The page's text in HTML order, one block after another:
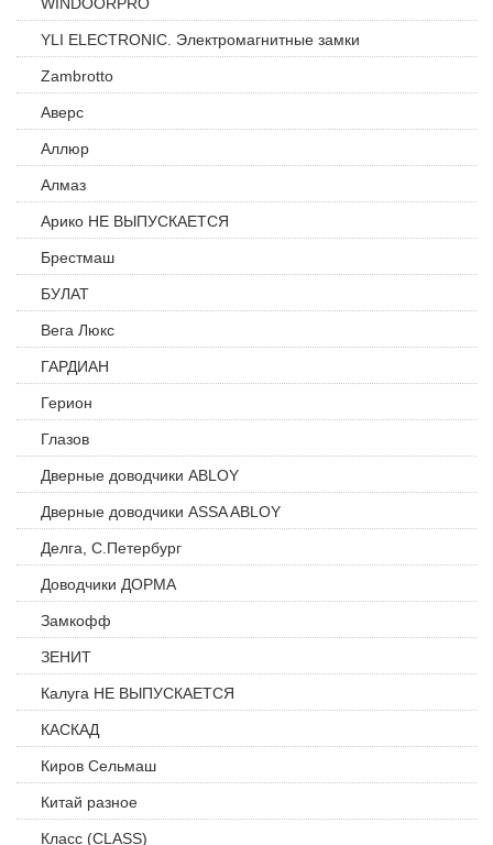
YLI ELECTRONIC. Электромагнитные замки
Zambrotto
Аверс
Аллюр
Алмаз
Арико НЕ ВЫПУСКАЕТСЯ
Брестмаш
БУЛАТ
Вега Люкс
ГАРДИАН
Герион
Глазов
Дверные доводчики ABLOY
Дверные доводчики ASSA ABLOY
Делга, С.Петербург
Доводчики ДОРМА
Замкофф
ЗЕНИТ
Калуга НЕ ВЫПУСКАЕТСЯ
КАСКАД
Киров Сельмаш
Китай разное
Класс (CLASS)